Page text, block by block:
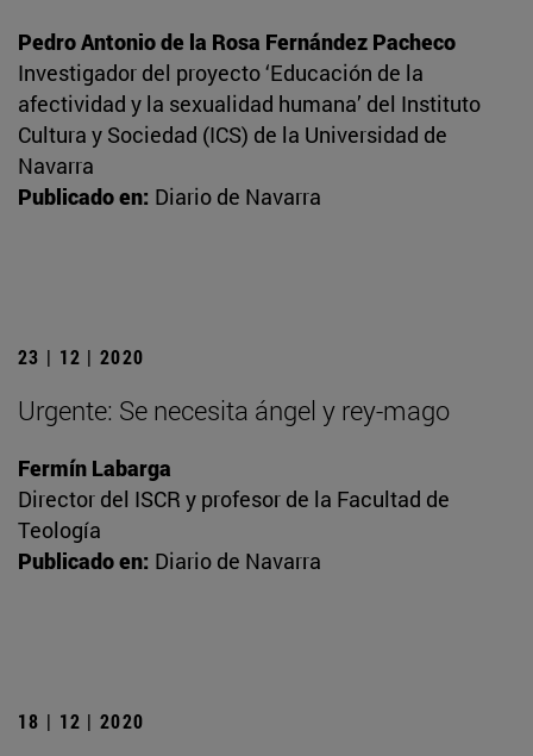
Pedro Antonio de la Rosa Fernández Pacheco
Investigador del proyecto ‘Educación de la
afectividad y la sexualidad humana’ del Instituto
Cultura y Sociedad (ICS) de la Universidad de
Navarra
Publicado en: Diario de Navarra
23 | 12 | 2020
Urgente: Se necesita ángel y rey-mago
Fermín Labarga
Director del ISCR y profesor de la Facultad de
Teología
Publicado en: Diario de Navarra
18 | 12 | 2020